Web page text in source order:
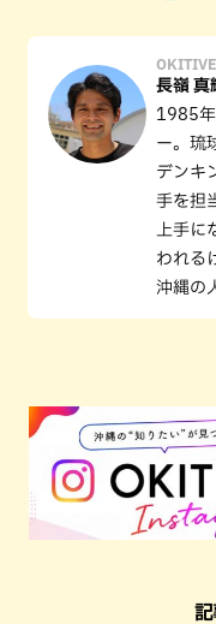
長嶺 真
1985年
ー。琉
デンキ
手を担
上手
われる
沖縄の